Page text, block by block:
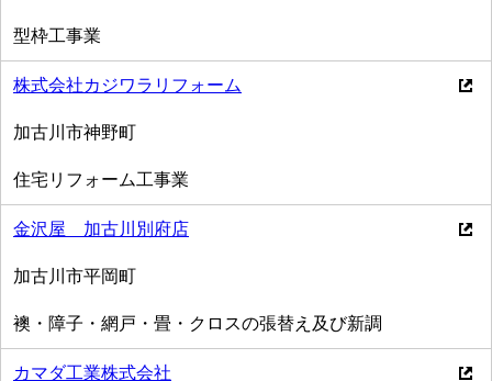
型枠工事業
株式会社カジワラリフォーム
加古川市神野町
住宅リフォーム工事業
金沢屋 加古川別府店
加古川市平岡町
襖・障子・網戸・畳・クロスの張替え及び新調
カマダ工業株式会社